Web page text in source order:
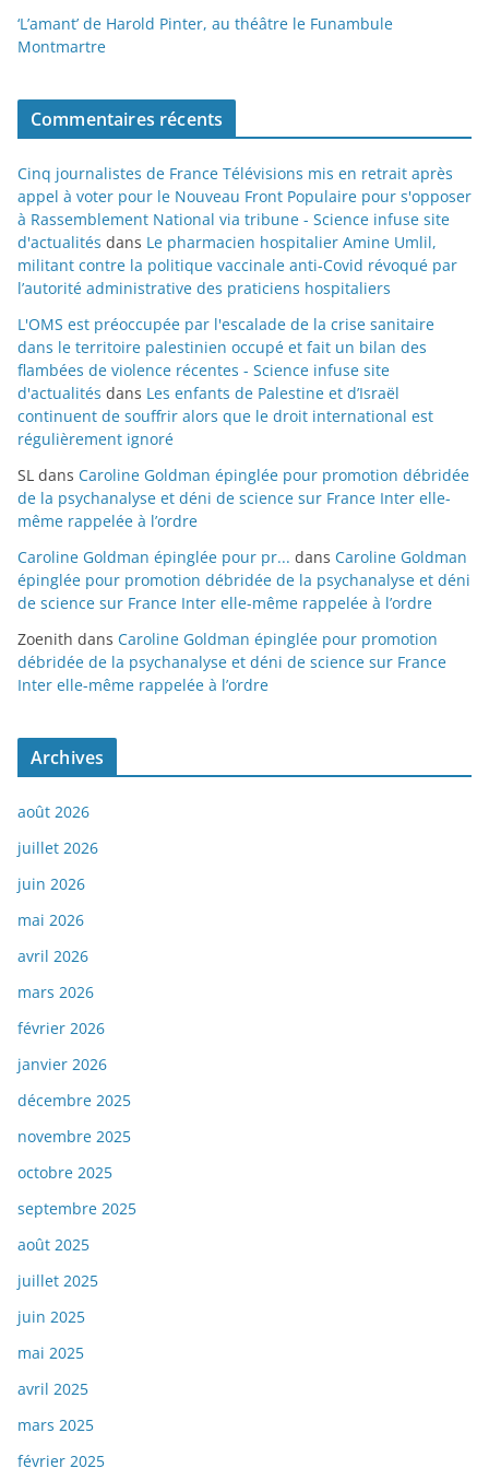
‘L’amant’ de Harold Pinter, au théâtre le Funambule
Montmartre
Commentaires récents
Cinq journalistes de France Télévisions mis en retrait après
appel à voter pour le Nouveau Front Populaire pour s'opposer
à Rassemblement National via tribune - Science infuse site
d'actualités dans Le pharmacien hospitalier Amine Umlil,
militant contre la politique vaccinale anti-Covid révoqué par
l’autorité administrative des praticiens hospitaliers
L'OMS est préoccupée par l'escalade de la crise sanitaire
dans le territoire palestinien occupé et fait un bilan des
flambées de violence récentes - Science infuse site
d'actualités dans Les enfants de Palestine et d’Israël
continuent de souffrir alors que le droit international est
régulièrement ignoré
SL dans Caroline Goldman épinglée pour promotion débridée
de la psychanalyse et déni de science sur France Inter elle-
même rappelée à l’ordre
Caroline Goldman épinglée pour pr... dans Caroline Goldman
épinglée pour promotion débridée de la psychanalyse et déni
de science sur France Inter elle-même rappelée à l’ordre
Zoenith dans Caroline Goldman épinglée pour promotion
débridée de la psychanalyse et déni de science sur France
Inter elle-même rappelée à l’ordre
Archives
août 2026
juillet 2026
juin 2026
mai 2026
avril 2026
mars 2026
février 2026
janvier 2026
décembre 2025
novembre 2025
octobre 2025
septembre 2025
août 2025
juillet 2025
juin 2025
mai 2025
avril 2025
mars 2025
février 2025